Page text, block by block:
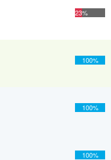
23%
100%
100%
100%